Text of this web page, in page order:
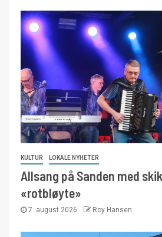
KULTUR LOKALE NYHETER
Allsang på Sanden med
«rotbløyte»
7. august 2026 Roy Hansen